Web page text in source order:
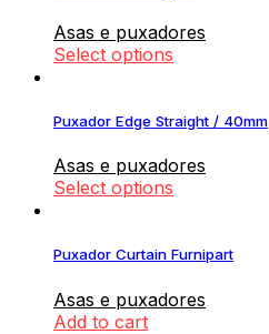
Asas e puxadores
Select options
Puxador Edge Straight / 40mm
Asas e puxadores
Select options
Puxador Curtain Furnipart
Asas e puxadores
Add to cart